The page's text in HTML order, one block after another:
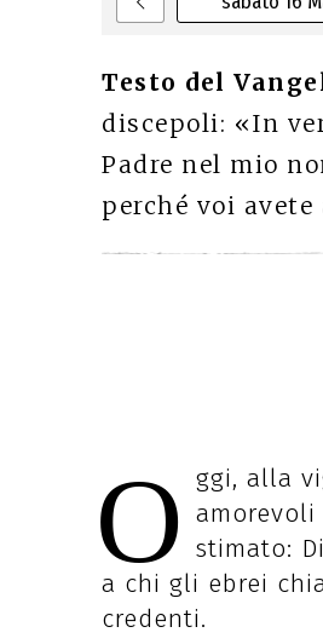
Testo del
discepoli: «In
Padre nel mio
perché voi avete
O ggi, alla
stimato:
a chi gli ebrei
credenti.